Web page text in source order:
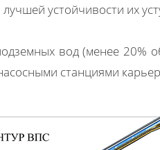
устойчивости их
вод (менее
станциями